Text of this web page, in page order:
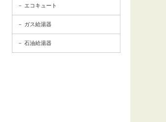
エコキュート
ガス給湯器
石油給湯器